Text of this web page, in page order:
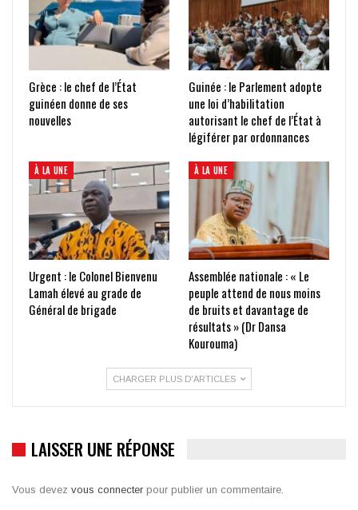
Grèce : le chef de l’État
guinéen donne de ses
nouvelles
Guinée : le Parlement adopte
une loi d’habilitation
autorisant le chef de l’État à
légiférer par ordonnances
À LA UNE
Urgent : le Colonel Bienvenu
Lamah élevé au grade de
Général de brigade
À LA UNE
Assemblée nationale : « Le
peuple attend de nous moins
de bruits et davantage de
résultats » (Dr Dansa
Kourouma)
CHARGER PLUS D'ARTICLES
LAISSER UNE RÉPONSE
Vous devez vous connecter pour publier un commentaire.